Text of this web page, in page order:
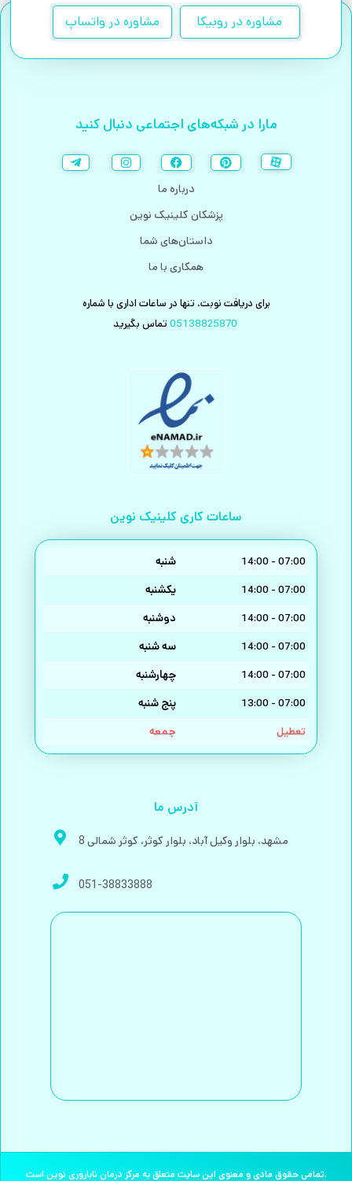
مشاوره در واتساپ مشاوره در روبیکا
مارا در شبکه‌های اجتماعی دنبال کنید
درباره ما
پزشکان کلینیک نوین
داستان‌های شما
همکاری با ما
برای دریافت نوبت، تنها در ساعات اداری با شماره
05138825870 تماس بگیرید
ساعات کاری کلینیک نوین
شنبه 14:00 - 07:00
یکشنبه 14:00 - 07:00
دوشنبه 14:00 - 07:00
سه شنبه 14:00 - 07:00
چهارشنبه 14:00 - 07:00
پنج شنبه 13:00 - 07:00
جمعه تعطیل
آدرس ما
مشهد، بلوار وکیل آباد، بلوار کوثر، کوثر شمالی 8
051-38833888
تمامی حقوق مادی و معنوی این سایت متعلق به مرکز درمان ناباروری نوین است.